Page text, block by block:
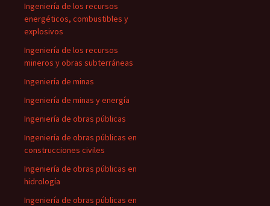
Ingeniería de los recursos
energéticos, combustibles y
explosivos
Ingeniería de los recursos
mineros y obras subterráneas
Ingeniería de minas
Ingeniería de minas y energía
Ingeniería de obras públicas
Ingeniería de obras públicas en
construcciones civiles
Ingeniería de obras públicas en
hidrología
Ingeniería de obras públicas en